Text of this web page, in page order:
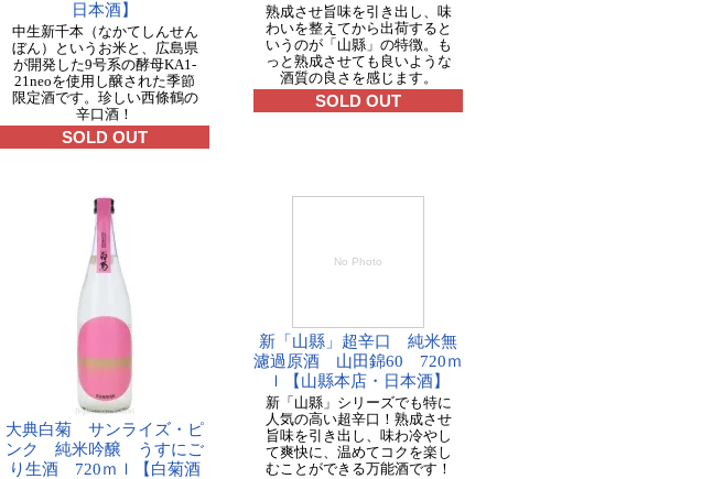
日本酒】
中生新千本（なかてしんせん
ぼん）というお米と、広島県
が開発した9号系の酵母KA1-
21neoを使用し醸された季節
限定酒です。珍しい西條鶴の
辛口酒！
SOLD OUT
熟成させ旨味を引き出し、味
わいを整えてから出荷すると
いうのが「山縣」の特徴。も
っと熟成させても良いような
酒質の良さを感じます。
SOLD OUT
大典白菊 サンライズ・ピ
ンク 純米吟醸 うすにご
り生酒 720ｍｌ【白菊酒
No Photo
新「山縣」超辛口 純米無
濾過原酒 山田錦60 720ｍ
ｌ【山縣本店・日本酒】
新「山縣」シリーズでも特に
人気の高い超辛口！熟成させ
旨味を引き出し、味わ冷やし
て爽快に、温めてコクを楽し
むことができる万能酒です！